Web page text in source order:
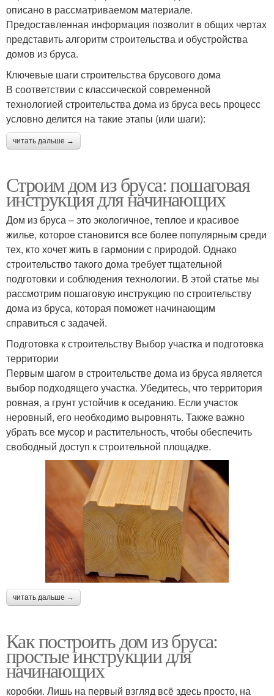
описано в рассматриваемом материале.
Предоставленная информация позволит в общих чертах
представить алгоритм строительства и обустройства
домов из бруса.
Ключевые шаги строительства брусового дома
В соответствии с классической современной
технологией строительства дома из бруса весь процесс
условно делится на такие этапы (или шаги):
читать дальше →
Строим дом из бруса: пошаговая
инструкция для начинающих
Дом из бруса – это экологичное, теплое и красивое
жилье, которое становится все более популярным среди
тех, кто хочет жить в гармонии с природой. Однако
строительство такого дома требует тщательной
подготовки и соблюдения технологии. В этой статье мы
рассмотрим пошаговую инструкцию по строительству
дома из бруса, которая поможет начинающим
справиться с задачей.
Подготовка к строительству Выбор участка и подготовка
территории
Первым шагом в строительстве дома из бруса является
выбор подходящего участка. Убедитесь, что территория
ровная, а грунт устойчив к оседанию. Если участок
неровный, его необходимо выровнять. Также важно
убрать все мусор и растительность, чтобы обеспечить
свободный доступ к строительной площадке.
читать дальше →
Как построить дом из бруса:
простые инструкции для
начинающих
коробки. Лишь на первый взгляд всё здесь просто, на